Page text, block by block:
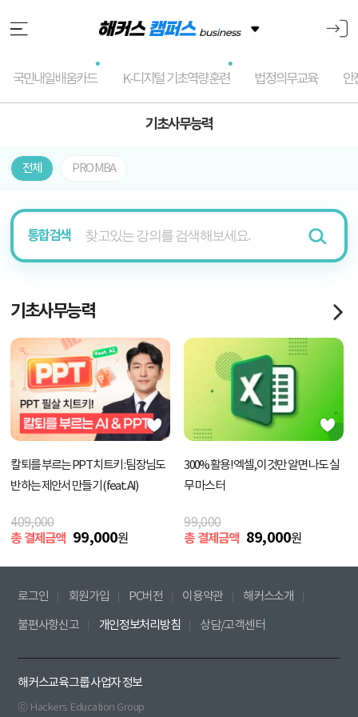
국민내일배움카드 K-디지털 기초역량훈련 법정의무교육 안
기초사무능력
전체 PRO MBA
통합검색
기초사무능력
칼퇴를 부르는 PPT 치트키 : 팀장님도
반하는 제안서 만들기 (feat. AI)
409,000
총 결제금액 99,000원
300% 활용! 엑셀, 이것만 알면 나도 실
무 마스터
99,000
총 결제금액 89,000원
로그인 회원가입 PC버전 이용약관 해커스소개
불편사항신고 개인정보처리방침 상담/고객센터
해커스교육그룹 사업자 정보
ⓒ Hackers Education Group